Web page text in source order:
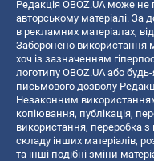
Редакція OBOZ.UA може не
авторському матеріалі. За
в рекламних матеріалах,
Заборонено використання
хоч із зазначенням
логотипу OBOZ.UA або
письмового дозволу
Незаконним
копiювання, публiкацiя,
використання, переробка
складу інших матеріалів,
та інші подібні зміни